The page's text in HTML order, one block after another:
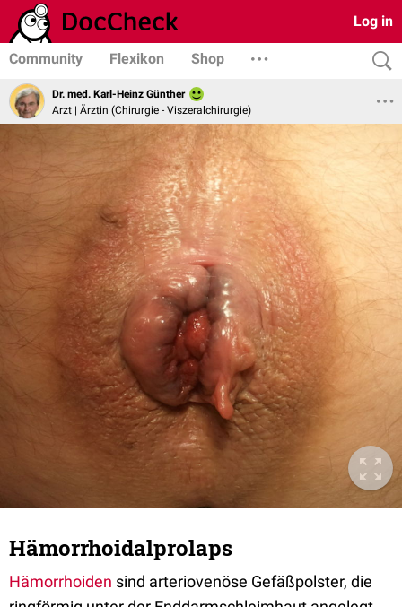
Log in
Community Flexikon Shop
Dr. med. Karl-Heinz Günther
Arzt | Ärztin (Chirurgie - Viszeralchirurgie)
Hämorrhoidalprolaps
Hämorrhoiden sind arteriovenöse Gefäßpolster, die